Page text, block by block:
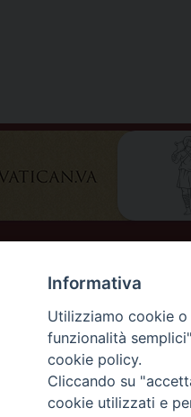
Informativa
Utilizziamo cookie
funzionalità
cookie policy.
Cliccando su
cookie utilizzati e